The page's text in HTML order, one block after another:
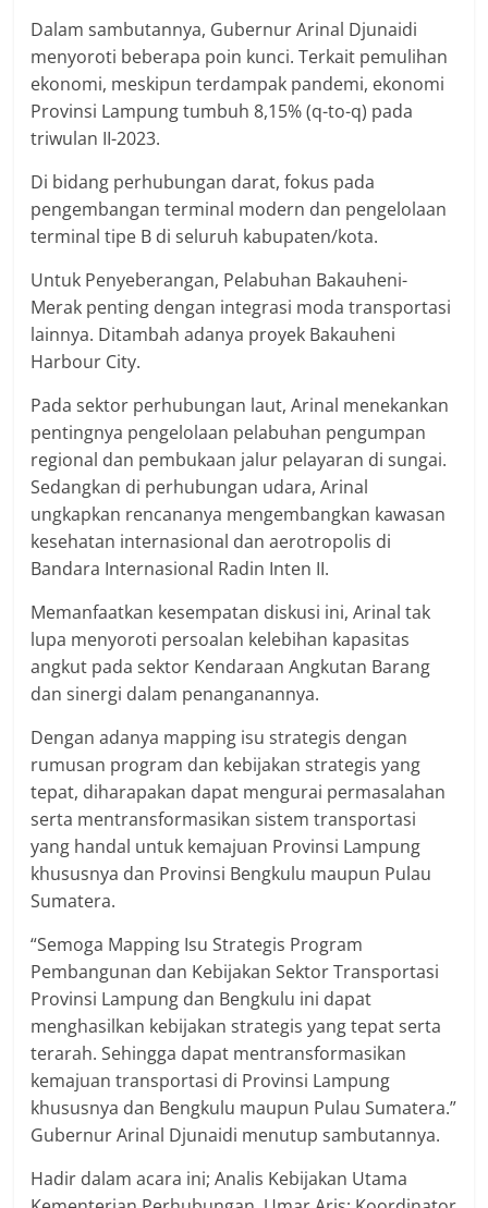
Dalam sambutannya, Gubernur Arinal Djunaidi
menyoroti beberapa poin kunci. Terkait pemulihan
ekonomi, meskipun terdampak pandemi, ekonomi
Provinsi Lampung tumbuh 8,15% (q-to-q) pada
triwulan II-2023.
Di bidang perhubungan darat, fokus pada
pengembangan terminal modern dan pengelolaan
terminal tipe B di seluruh kabupaten/kota.
Untuk Penyeberangan, Pelabuhan Bakauheni-
Merak penting dengan integrasi moda transportasi
lainnya. Ditambah adanya proyek Bakauheni
Harbour City.
Pada sektor perhubungan laut, Arinal menekankan
pentingnya pengelolaan pelabuhan pengumpan
regional dan pembukaan jalur pelayaran di sungai.
Sedangkan di perhubungan udara, Arinal
ungkapkan rencananya mengembangkan kawasan
kesehatan internasional dan aerotropolis di
Bandara Internasional Radin Inten II.
Memanfaatkan kesempatan diskusi ini, Arinal tak
lupa menyoroti persoalan kelebihan kapasitas
angkut pada sektor Kendaraan Angkutan Barang
dan sinergi dalam penanganannya.
Dengan adanya mapping isu strategis dengan
rumusan program dan kebijakan strategis yang
tepat, diharapakan dapat mengurai permasalahan
serta mentransformasikan sistem transportasi
yang handal untuk kemajuan Provinsi Lampung
khususnya dan Provinsi Bengkulu maupun Pulau
Sumatera.
“Semoga Mapping Isu Strategis Program
Pembangunan dan Kebijakan Sektor Transportasi
Provinsi Lampung dan Bengkulu ini dapat
menghasilkan kebijakan strategis yang tepat serta
terarah. Sehingga dapat mentransformasikan
kemajuan transportasi di Provinsi Lampung
khususnya dan Bengkulu maupun Pulau Sumatera.”
Gubernur Arinal Djunaidi menutup sambutannya.
Hadir dalam acara ini; Analis Kebijakan Utama